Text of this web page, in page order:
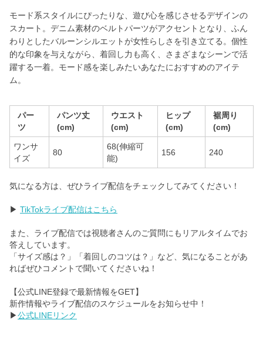
モード系スタイルにぴったりな、遊び心を感じさせるデザインの
スカート。デニム素材のベルトパーツがアクセントとなり、ふん
わりとしたバルーンシルエットが女性らしさを引き立てる。個性
的な印象を与えながら、着回し力も高く、さまざまなシーンで活
躍する一着。モード感を楽しみたいあなたにおすすめのアイテ
ム。
パー
ツ
パンツ丈
(cm)
ウエスト
(cm)
ヒップ
(cm)
裾周り
(cm)
ワンサ
イズ
80
68(伸縮可
能)
156 240
気になる方は、ぜひライブ配信をチェックしてみてください！
▶ TikTokライブ配信はこちら
また、ライブ配信では視聴者さんのご質問にもリアルタイムでお
答えしています。
「サイズ感は？」「着回しのコツは？」など、気になることがあ
ればぜひコメントで聞いてくださいね！
【公式LINE登録で最新情報をGET】
新作情報やライブ配信のスケジュールをお知らせ中！
▶公式LINEリンク